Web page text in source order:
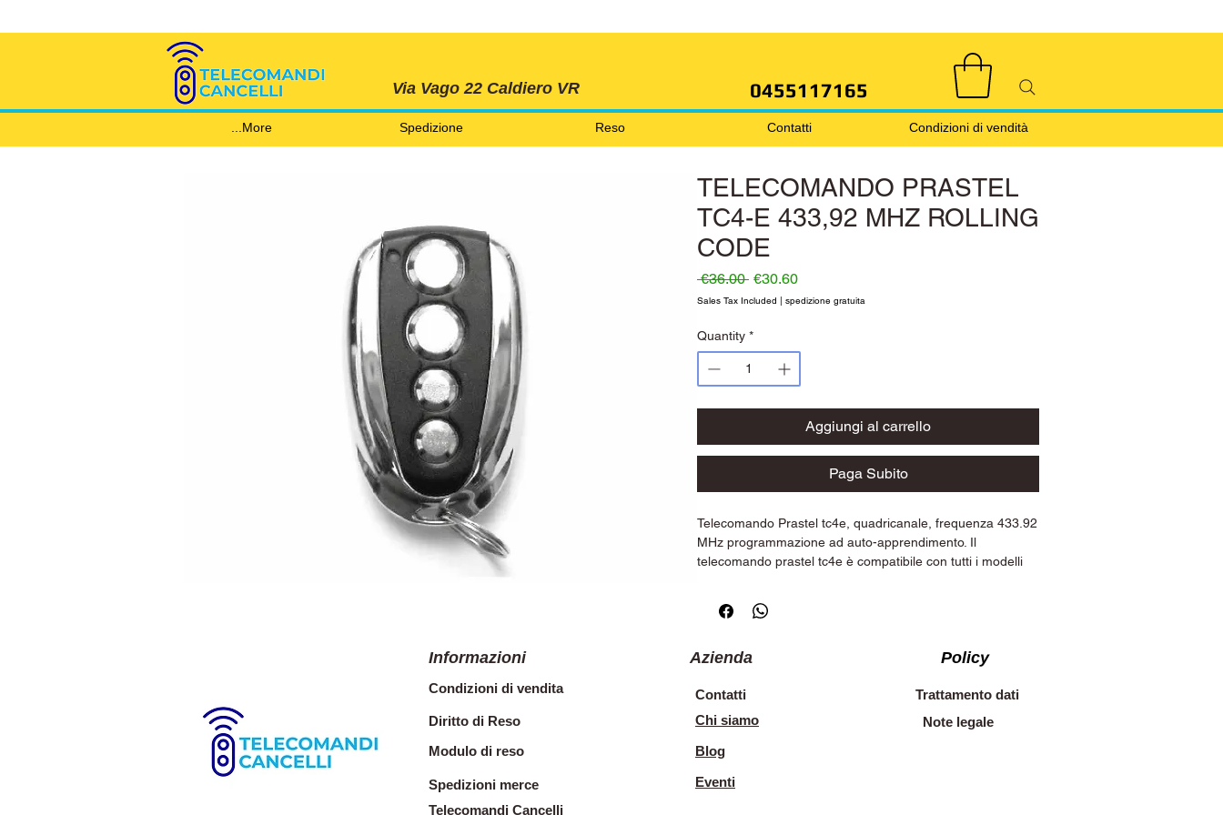
Via Vago 22 Caldiero VR 0455117165
Condizioni di vendità
Contatti
Reso
Spedizione
More...
TELECOMANDO PRASTEL
TC4-E 433,92 MHZ ROLLING
CODE
€36.00 Regular Price
€30.60Sale Price
Sales Tax Included | spedizione gratuita
Quantity *
Aggiungi al carrello
Paga Subito
Telecomando Prastel tc4e, quadricanale, frequenza 433.92
MHz programmazione ad auto-apprendimento. Il
telecomando prastel tc4e è compatibile con tutti i modelli
XP e XP MRA2E 'chiamato anche il T4PR02.
Informazioni
Condizioni di vendita
Diritto di Reso
Modulo di reso
Spedizioni merce
Telecomandi Cancelli
Azienda
Contatti
Chi siamo
Blog
Eventi
Policy
Trattamento dati
Note legale